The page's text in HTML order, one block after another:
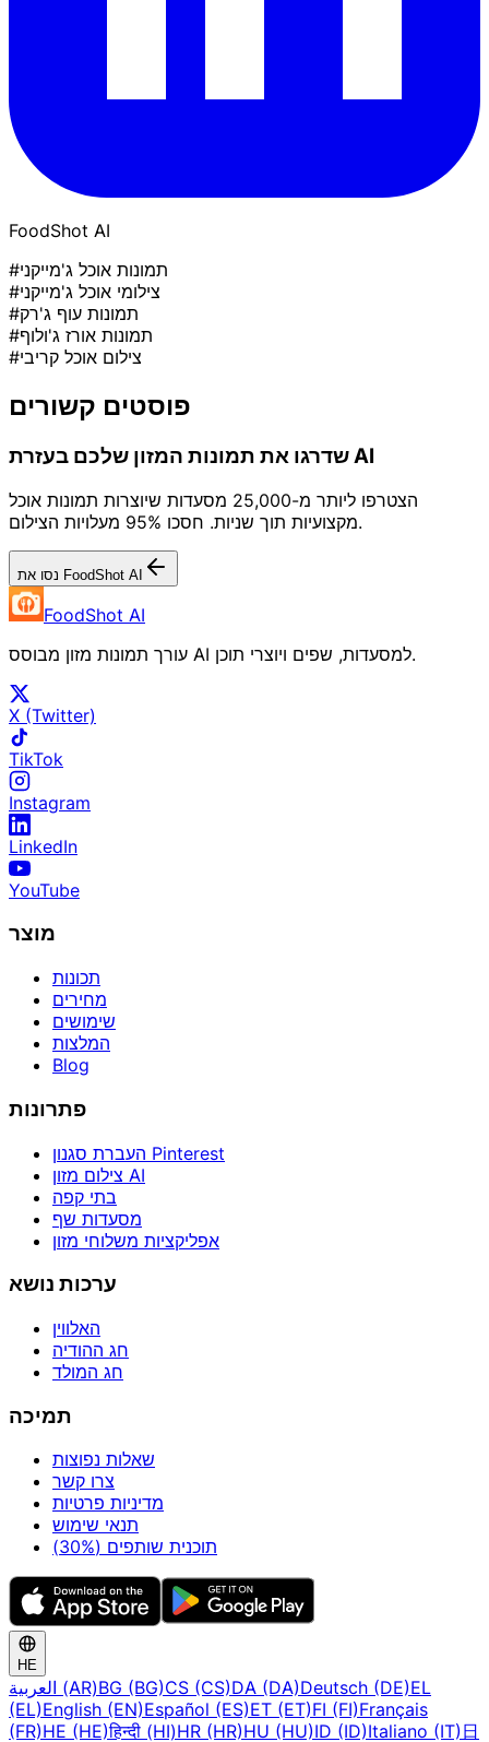
FoodShot AI
#תמונות אוכל ג'מייקני
#צילומי אוכל ג'מייקני
#תמונות עוף ג'רק
#תמונות אורז ג'ולוף
#צילום אוכל קריבי
פוסטים קשורים
שדרגו את תמונות המזון שלכם בעזרת AI
הצטרפו ליותר מ-25,000 מסעדות שיוצרות תמונות אוכל
מקצועיות תוך שניות. חסכו 95% מעלויות הצילום.
נסו את FoodShot AI
FoodShot AI
עורך תמונות מזון מבוסס AI למסעדות, שפים ויוצרי תוכן.
X (Twitter)
TikTok
Instagram
LinkedIn
YouTube
מוצר
תכונות
מחירים
שימושים
המלצות
Blog
פתרונות
העברת סגנון Pinterest
צילום מזון AI
בתי קפה
מסעדות שף
אפליקציות משלוחי מזון
ערכות נושא
האלווין
חג ההודיה
חג המולד
תמיכה
שאלות נפוצות
צרו קשר
מדיניות פרטיות
תנאי שימוש
תוכנית שותפים (30%)
HE
العربية (AR)BG (BG)CS (CS)DA (DA)Deutsch (DE)EL
(EL)English (EN)Español (ES)ET (ET)FI (FI)Français
(FR)HE (HE)हिन्दी (HI)HR (HR)HU (HU)ID (ID)Italiano (IT) 日